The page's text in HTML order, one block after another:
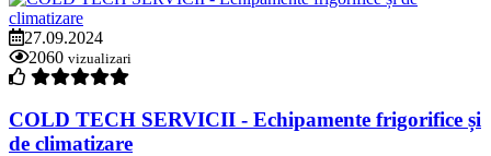
27.09.2024
2060 vizualizari
COLD TECH SERVICII - Echipamente frigorifice și
de climatizare